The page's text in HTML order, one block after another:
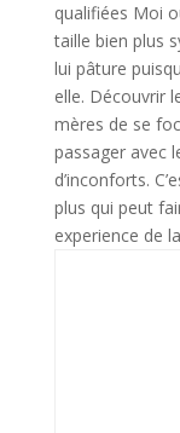
qualifiées Moi
taille bien plus
lui pâture
elle. Découvrir
mères de se
passager avec
d’inconforts.
plus qui peut
experience de